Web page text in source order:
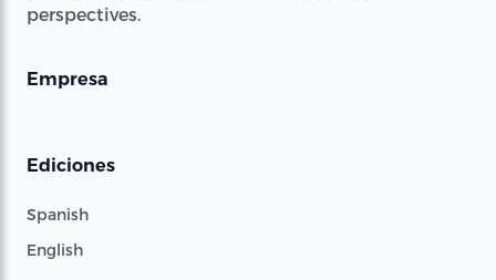
perspectives.
Empresa
Ediciones
Spanish
English